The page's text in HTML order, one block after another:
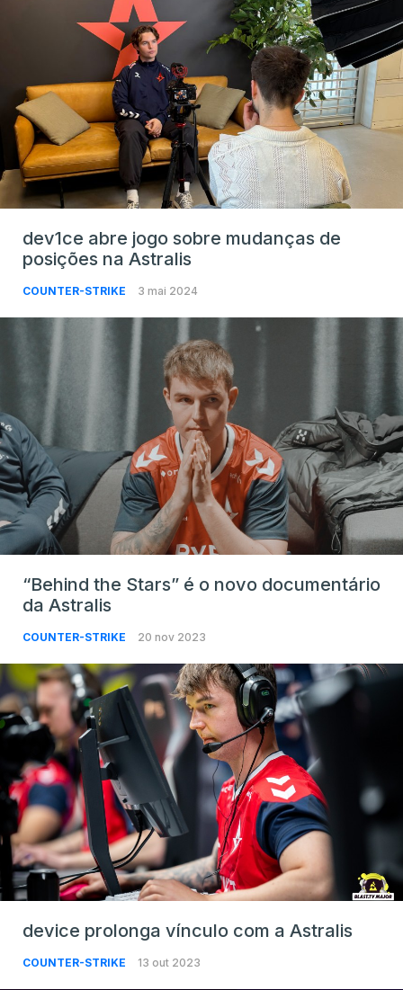
dev1ce abre jogo sobre mudanças de
posições na Astralis
COUNTER-STRIKE 3 mai 2024
“Behind the Stars” é o novo documentário
da Astralis
COUNTER-STRIKE 20 nov 2023
device prolonga vínculo com a Astralis
COUNTER-STRIKE 13 out 2023